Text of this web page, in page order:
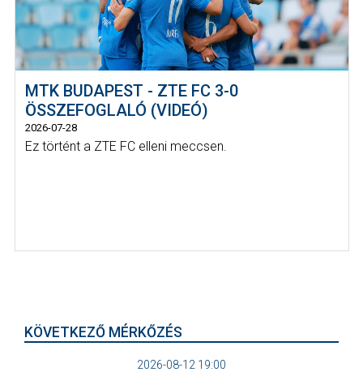
MTK BUDAPEST - ZTE FC 3-0
ÖSSZEFOGLALÓ (VIDEÓ)
2026-07-28
Ez történt a ZTE FC elleni meccsen.
KÖVETKEZŐ MÉRKŐZÉS
2026-08-12 19:00